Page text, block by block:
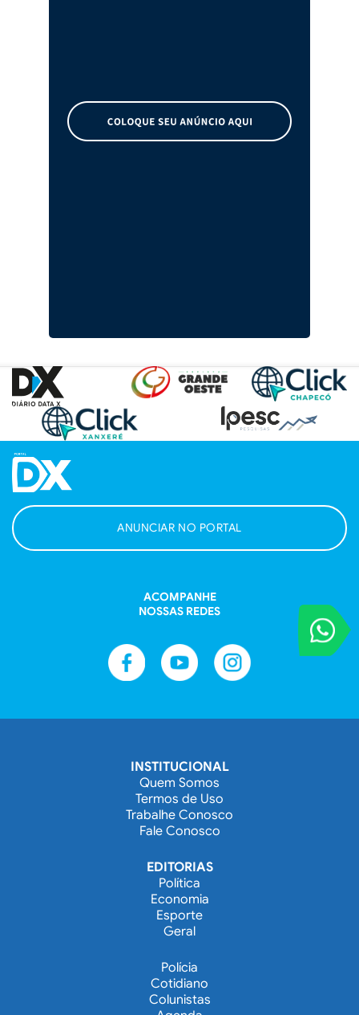
VOCÊ
Entre em
ANUNCIAR NO PORTAL
ACOMPANHE
NOSSAS REDES
INSTITUCIONAL
Quem Somos
Termos de Uso
Trabalhe Conosco
Fale Conosco
EDITORIAS
Política
Economia
Esporte
Geral
Polícia
Cotidiano
Colunistas